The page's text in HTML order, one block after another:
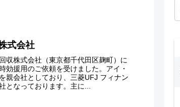
式会社
収株式会社（東京都千代田区麹町）に
効援用のご依頼を受けました。アイ・
親会社としており、三菱UFJ フィナン
となっております。主に...